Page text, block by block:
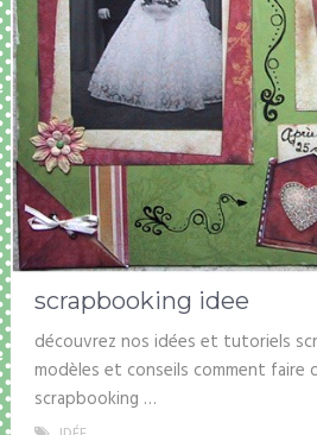
scrapbooking idee
découvrez nos idées et tutoriels
modèles et conseils comment faire
scrapbooking …